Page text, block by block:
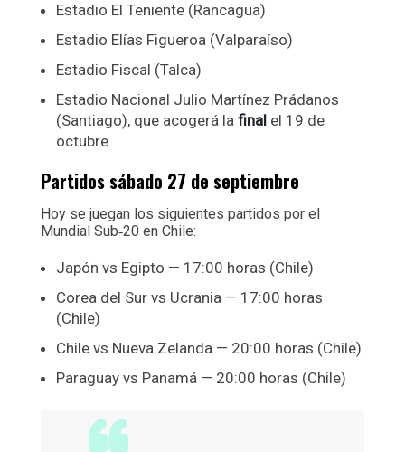
Estadio El Teniente (Rancagua)
Estadio Elías Figueroa (Valparaíso)
Estadio Fiscal (Talca)
Estadio Nacional Julio Martínez Prádanos
(Santiago), que acogerá la final el 19 de
octubre
Partidos sábado 27 de septiembre
Hoy se juegan los siguientes partidos por el
Mundial Sub‑20 en Chile:
Japón vs Egipto — 17:00 horas (Chile)
Corea del Sur vs Ucrania — 17:00 horas
(Chile)
Chile vs Nueva Zelanda — 20:00 horas (Chile)
Paraguay vs Panamá — 20:00 horas (Chile)